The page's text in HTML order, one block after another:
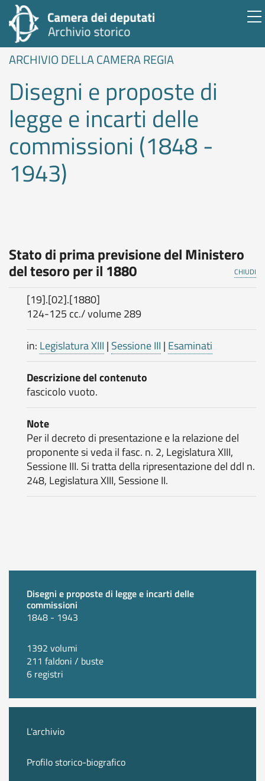
ARCHIVIO DELLA CAMERA REGIA
Disegni e proposte di
legge e incarti delle
commissioni (1848 -
1943)
Stato di prima previsione del Ministero
del tesoro per il 1880 CHIUDI
[19].[02].[1880]
124-125 cc./ volume 289
in: Legislatura XIII | Sessione III | Esaminati
Descrizione del contenuto
fascicolo vuoto.
Note
Per il decreto di presentazione e la relazione del
proponente si veda il fasc. n. 2, Legislatura XIII,
Sessione III. Si tratta della ripresentazione del ddl n.
248, Legislatura XIII, Sessione II.
Disegni e proposte di legge e incarti delle
commissioni
1848 - 1943
1392 volumi
211 faldoni / buste
6 registri
L'archivio
Profilo storico-biografico